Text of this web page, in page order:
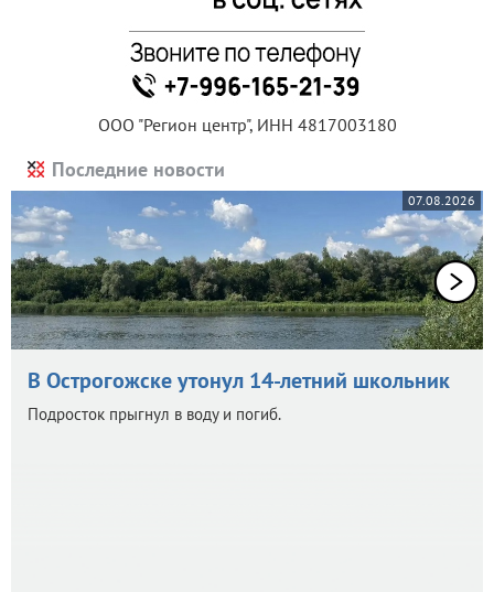
ООО "Регион центр", ИНН 4817003180
Последние новости
07.08.2026
В Острогожске утонул 14-летний школьник
Подросток прыгнул в воду и погиб.